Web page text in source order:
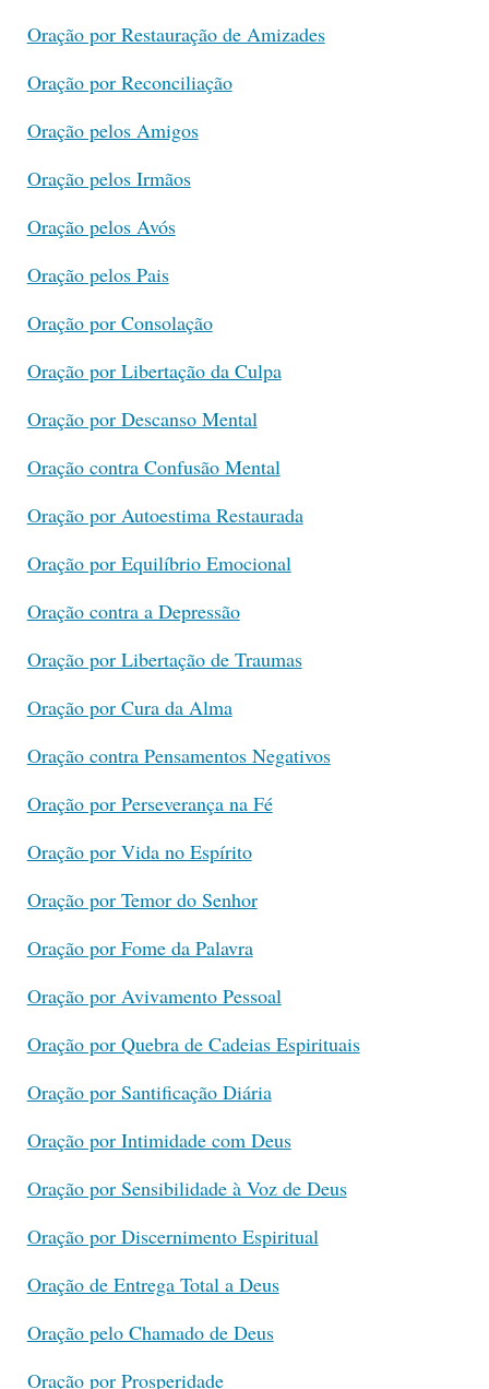
Oração por Restauração de Amizades
Oração por Reconciliação
Oração pelos Amigos
Oração pelos Irmãos
Oração pelos Avós
Oração pelos Pais
Oração por Consolação
Oração por Libertação da Culpa
Oração por Descanso Mental
Oração contra Confusão Mental
Oração por Autoestima Restaurada
Oração por Equilíbrio Emocional
Oração contra a Depressão
Oração por Libertação de Traumas
Oração por Cura da Alma
Oração contra Pensamentos Negativos
Oração por Perseverança na Fé
Oração por Vida no Espírito
Oração por Temor do Senhor
Oração por Fome da Palavra
Oração por Avivamento Pessoal
Oração por Quebra de Cadeias Espirituais
Oração por Santificação Diária
Oração por Intimidade com Deus
Oração por Sensibilidade à Voz de Deus
Oração por Discernimento Espiritual
Oração de Entrega Total a Deus
Oração pelo Chamado de Deus
Oração por Prosperidade